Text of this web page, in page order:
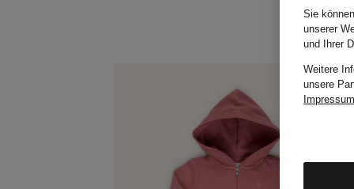
Sie
unserer
und Ihrer
Weitere
unsere
Impressum